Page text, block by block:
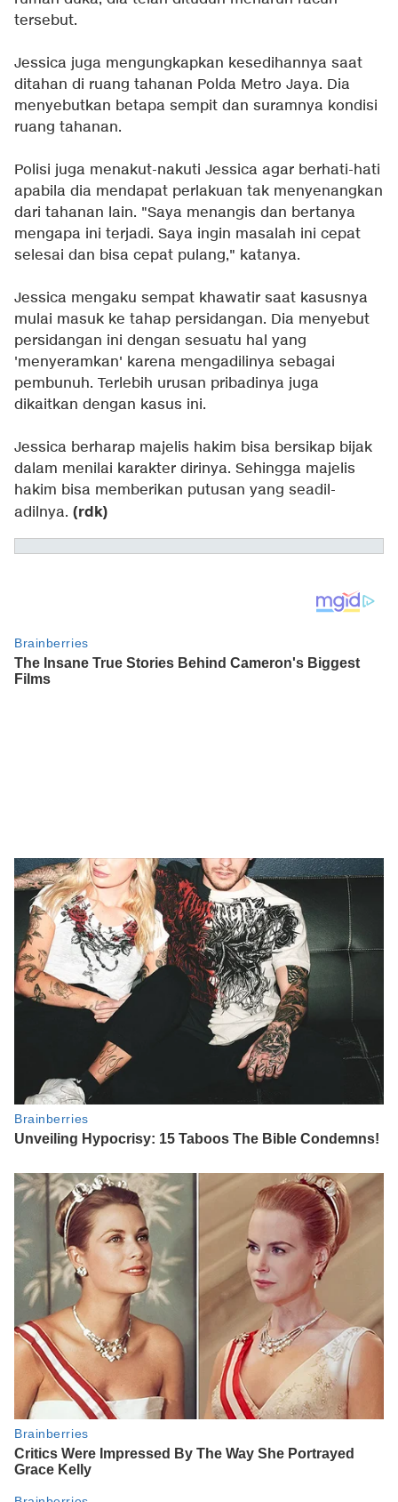
tersebut.
Jessica juga mengungkapkan kesedihannya saat
ditahan di ruang tahanan Polda Metro Jaya. Dia
menyebutkan betapa sempit dan suramnya kondisi
ruang tahanan.
Polisi juga menakut-nakuti Jessica agar berhati-hati
apabila dia mendapat perlakuan tak menyenangkan
dari tahanan lain. "Saya menangis dan bertanya
mengapa ini terjadi. Saya ingin masalah ini cepat
selesai dan bisa cepat pulang," katanya.
Jessica mengaku sempat khawatir saat kasusnya
mulai masuk ke tahap persidangan. Dia menyebut
persidangan ini dengan sesuatu hal yang
'menyeramkan' karena mengadilinya sebagai
pembunuh. Terlebih urusan pribadinya juga
dikaitkan dengan kasus ini.
Jessica berharap majelis hakim bisa bersikap bijak
dalam menilai karakter dirinya. Sehingga majelis
hakim bisa memberikan putusan yang seadil-
adilnya. (rdk)